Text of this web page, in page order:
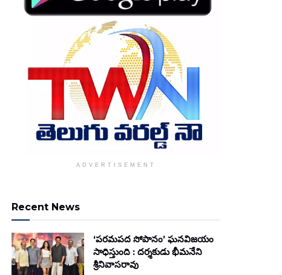
ADVERTISEMENT
Recent News
‘పరమపద సోపానం’ ఘనవిజయం
సాధిస్తుంది : దర్శకుడు భీమనేని
శ్రీనివాసరావు